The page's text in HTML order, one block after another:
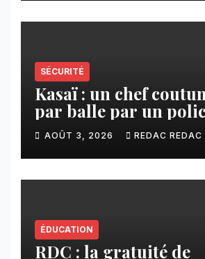
SÉCURITÉ
Kasaï : un chef
par balle par un
Kamuesha, la tension
AOÛT 3, 2026 REDAC REDAC
ÉDUCATION
RDC : la gratuité de